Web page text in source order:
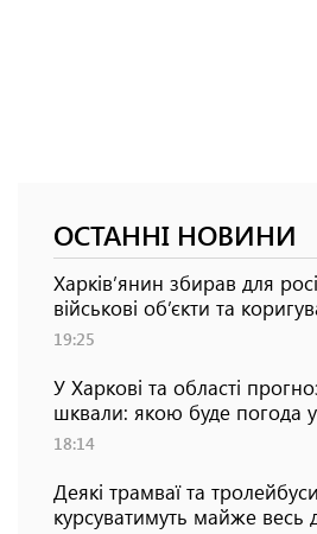
ОСТАННІ НОВИНИ
Харків’янин збирав для
військові об’єкти та
19:25
У Харкові та області
шквали: якою буде погода у
18:14
Деякі трамваї та
курсуватимуть майже весь